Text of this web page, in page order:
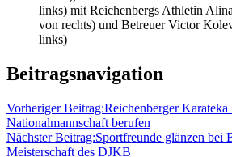
links) mit Reichenbergs Athletin
von rechts) und Betreuer Victor
links)
Beitragsnavigation
Vorheriger Beitrag:Reichenberger
Nationalmannschaft berufen
Nächster Beitrag:Sportfreunde glänzen bei
Meisterschaft des DJKB